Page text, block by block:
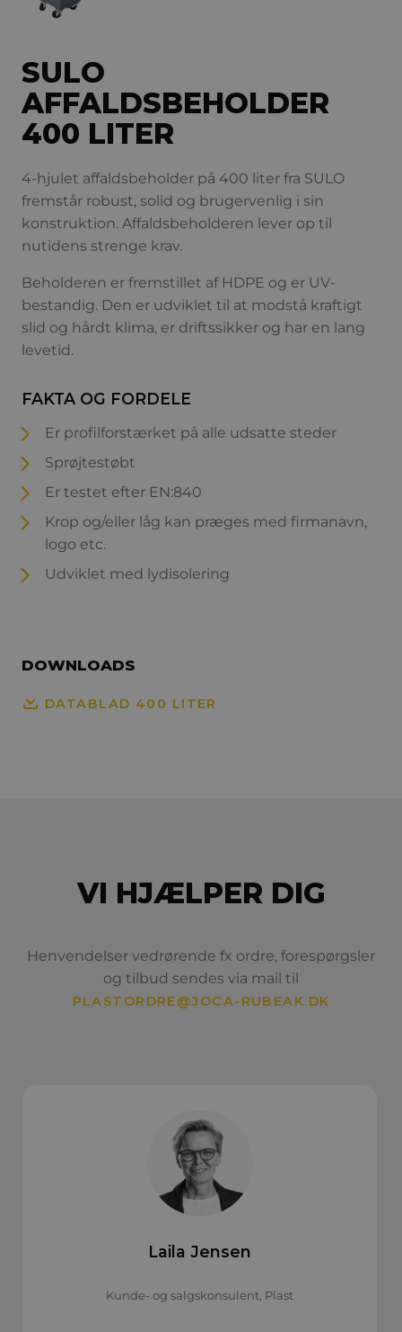
SULO
AFFALDSBEHOLDER
400 LITER
4-hjulet affaldsbeholder på 400 liter fra SULO
fremstår robust, solid og brugervenlig i sin
konstruktion. Affaldsbeholderen lever op til
nutidens strenge krav.
Beholderen er fremstillet af HDPE og er UV-
bestandig. Den er udviklet til at modstå kraftigt
slid og hårdt klima, er driftssikker og har en lang
levetid.
FAKTA OG FORDELE
Er profilforstærket på alle udsatte steder
Sprøjtestøbt
Er testet efter EN:840
Krop og/eller låg kan præges med firmanavn,
logo etc.
Udviklet med lydisolering
DOWNLOADS
DATABLAD 400 LITER
VI HJÆLPER DIG
Henvendelser vedrørende fx ordre, forespørgsler
og tilbud sendes via mail til
PLASTORDRE@JOCA-RUBEAK.DK
Laila Jensen
Kunde- og salgskonsulent, Plast